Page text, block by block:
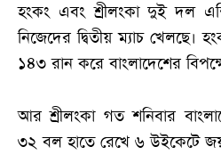
হংকং এবং শ্রীলংকা দুই দল
নিজেদের দ্বিতীয় ম্যাচ খেলছে।
১৪৩ রান করে বাংলাদেশের
আর শ্রীলংকা গত শনিবার
৩২ বল হাতে রেখে ৬ উইকেটে